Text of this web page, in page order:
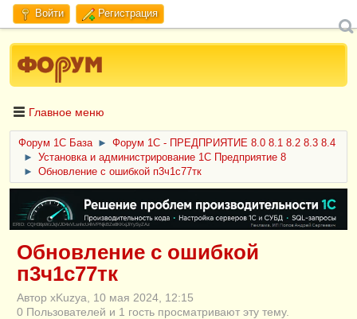
Войти Регистрация
Главное меню
Форум 1C База ►
Форум 1С - ПРЕДПРИЯТИЕ 8.0 8.1 8.2 8.3 8.4
►
Установка и администрирование 1С Предприятие 8
►
Обновление с ошибкой п3ч1с77тк
ERID: CQH36pWzJqVJD4xVLsnhcU4hVPNjkBZe8KKxjJiYySyZAz
Обновление с ошибкой
п3ч1с77тк
Автор xKuzya, 10 мая 2024, 12:15
0 Пользователей и 1 гость просматривают эту тему.